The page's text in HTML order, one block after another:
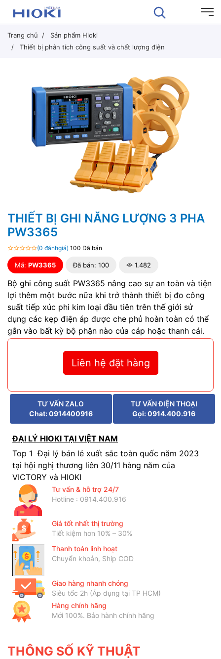
Trang chủ
Sản phẩm Hioki
Thiết bị phân tích công suất và chất lượng điện
THIẾT BỊ GHI NĂNG LƯỢNG 3 PHA
PW3365
(0 đánhgiá) 100 Đã bán
Mã: PW3365 Đã bán: 100 1.482
Bộ ghi công suất PW3365 nâng cao sự an toàn và tiện
lợi thêm một bước nữa khi trở thành thiết bị đo công
suất tiếp xúc phi kim loại đầu tiên trên thế giới sử
dụng các kẹp điện áp được che phủ hoàn toàn có thể
gắn vào bất kỳ bộ phận nào của cáp hoặc thanh cái.
Liên hệ đặt hàng
TƯ VẤN ZALO
Chat: 0914400916
TƯ VẤN ĐIỆN THOẠI
Gọi: 0914.400.916
ĐẠI LÝ HIOKI TẠI VIỆT NAM
Top 1 Đại lý bán lẻ xuất sắc toàn quốc năm 2023
tại hội nghị thương liên 30/11 hàng năm của
VICTORY và HIOKI
Tư vấn & hỗ trợ 24/7
Hotline : 0914.400.916
Giá tốt nhất thị trường
Tiết kiệm hơn 10% – 30%
Thanh toán linh hoạt
Chuyển khoản, Ship COD
Giao hàng nhanh chóng
Siêu tốc 2h (Áp dụng tại TP HCM)
Hàng chính hãng
Mới 100%. Bảo hành chính hãng
THÔNG SỐ KỸ THUẬT